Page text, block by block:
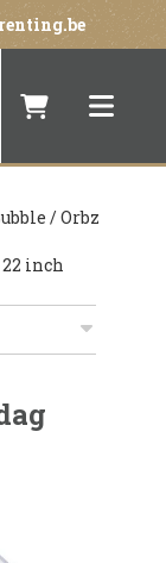
Naar Toggle
/ Orbz
inch